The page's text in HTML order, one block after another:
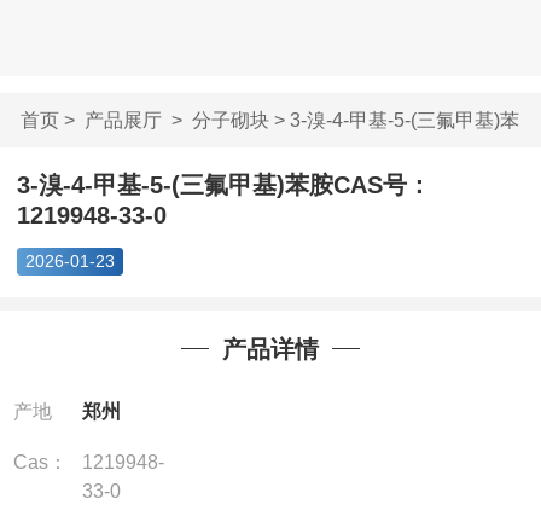
首页> 产品展厅> 分子砌块> 3-溴-4-甲基-5-(三氟甲基)苯
胺...
3-溴-4-甲基-5-(三氟甲基)苯胺CAS号：
1219948-33-0
2026-01-23
产品详情
产地 郑州
Cas：
1219948-
33-0